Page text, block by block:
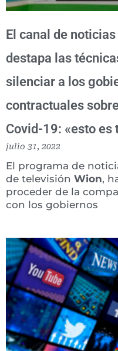
El canal de
destapa las
silenciar a los
contractuales
Covid-19: «esto es
julio 31, 2022
El programa de
de televisión Wion,
proceder de la
con los gobiernos